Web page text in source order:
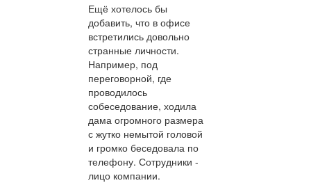
Ещё хотелось бы
добавить, что в офисе
встретились довольно
странные личности.
Например, под
переговорной, где
проводилось
собеседование, ходила
дама огромного размера
с жутко немытой головой
и громко беседовала по
телефону. Сотрудники -
лицо компании.